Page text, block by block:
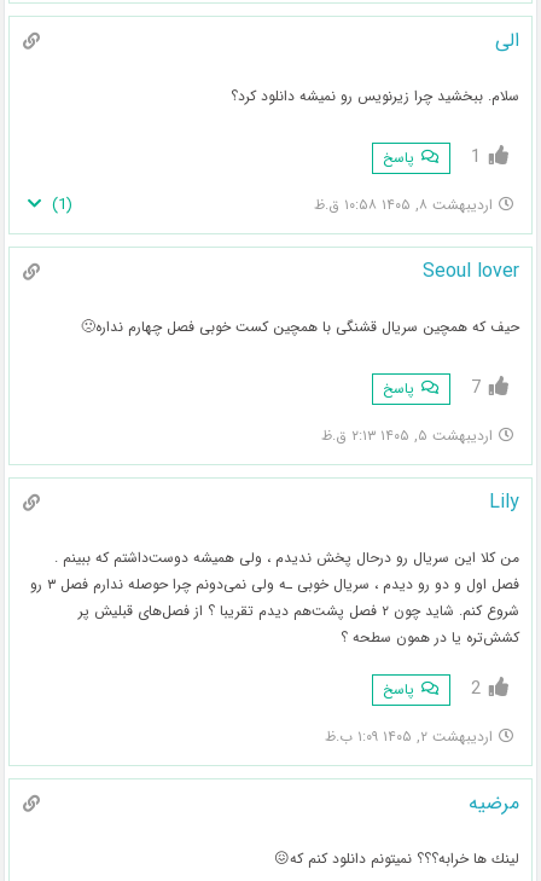
الی
سلام. ببخشید چرا زیرنویس رو نمیشه دانلود کرد؟
1 پاسخ
اردیبهشت ۸, ۱۴۰۵ ۱۰:۵۸ ق.ظ (
1
)
Seoul lover
حیف که همچین سریال قشنگی با همچین کست خوبی فصل چهارم نداره🙁
7 پاسخ
اردیبهشت ۵, ۱۴۰۵ ۲:۱۳ ق.ظ
Lily
من کلا این سریال رو درحال پخش ندیدم ، ولی همیشه دوست‌داشتم که ببینم .
فصل اول و دو رو دیدم ، سریال خوبی ـه ولی نمی‌دونم چرا حوصله ندارم فصل ۳ رو
شروع کنم. شاید چون ۲ فصل پشت‌هم دیدم تقریبا ؟ از فصل‌های قبلیش پر
کشش‌تره یا در همون سطحه ؟
2 پاسخ
اردیبهشت ۲, ۱۴۰۵ ۱:۰۹ ب.ظ
مرضيه
لينك ها خرابه؟؟؟ نميتونم دانلود كنم كه😖